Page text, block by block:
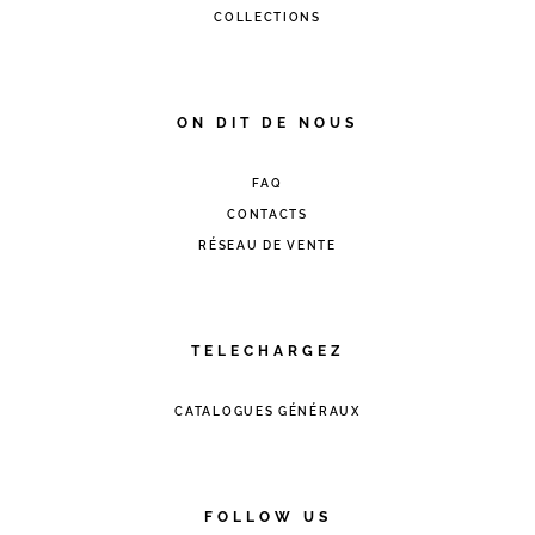
COLLECTIONS
ON DIT DE NOUS
FAQ
CONTACTS
RÉSEAU DE VENTE
TELECHARGEZ
CATALOGUES GÉNÉRAUX
FOLLOW US